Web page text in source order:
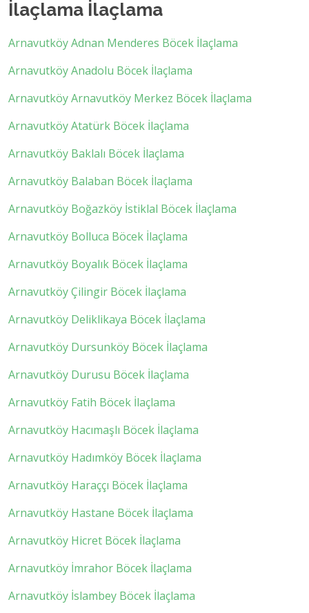
İlaçlama İlaçlama
Arnavutköy Adnan Menderes Böcek İlaçlama
Arnavutköy Anadolu Böcek İlaçlama
Arnavutköy Arnavutköy Merkez Böcek İlaçlama
Arnavutköy Atatürk Böcek İlaçlama
Arnavutköy Baklalı Böcek İlaçlama
Arnavutköy Balaban Böcek İlaçlama
Arnavutköy Boğazköy İstiklal Böcek İlaçlama
Arnavutköy Bolluca Böcek İlaçlama
Arnavutköy Boyalık Böcek İlaçlama
Arnavutköy Çilingir Böcek İlaçlama
Arnavutköy Deliklikaya Böcek İlaçlama
Arnavutköy Dursunköy Böcek İlaçlama
Arnavutköy Durusu Böcek İlaçlama
Arnavutköy Fatih Böcek İlaçlama
Arnavutköy Hacımaşlı Böcek İlaçlama
Arnavutköy Hadımköy Böcek İlaçlama
Arnavutköy Haraççı Böcek İlaçlama
Arnavutköy Hastane Böcek İlaçlama
Arnavutköy Hicret Böcek İlaçlama
Arnavutköy İmrahor Böcek İlaçlama
Arnavutköy İslambey Böcek İlaçlama